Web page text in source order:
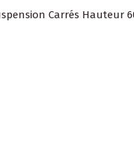
Carrés Hauteur